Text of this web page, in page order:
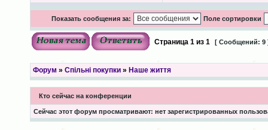
Показать сообщения за: Поле сортировки
Страница 1из 1 [ Сообщений: 9
Форум » Спільні покупки» Наше життя
Кто сейчас на конференции
Сейчас этот форум просматривают: нет зарегистрированных